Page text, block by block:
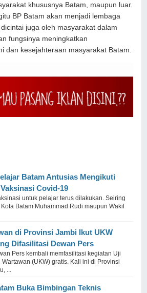
khususnya Batam, maupun luar.
BP Batam akan menjadi lembaga
juga oleh masyarakat dalam
fungsinya meningkatkan
dan kesejahteraan masyarakat Batam.
Batam Antusias Mengikuti
Covid-19
untuk pelajar terus dilakukan. Seiring
Batam Muhammad Rudi maupun Wakil
di Provinsi Jambi Ikut UKW
Difasilitasi Dewan Pers
Pers kembali memfasilitasi kegiatan Uji
Wartawan (UKW) gratis. Kali ini di Provinsi
...
Buka Bimbingan Teknis